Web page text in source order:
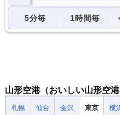
5分毎 1時間毎
山形空港（おいしい山形空
札幌 仙台 金沢 東京 横